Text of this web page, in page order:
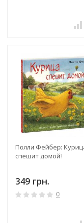
Полли Фейбер:
спешит домой!
349 грн.
0